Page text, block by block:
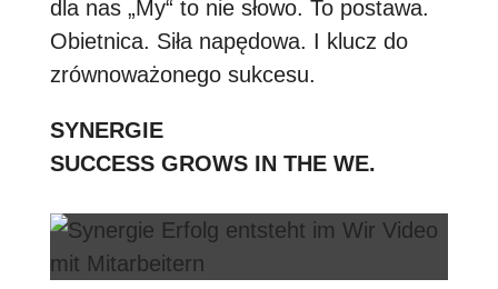
dla nas „My“ to nie słowo. To postawa.
Obietnica. Siła napędowa. I klucz do
zrównoważonego sukcesu.
SYNERGIE
SUCCESS GROWS IN THE WE.